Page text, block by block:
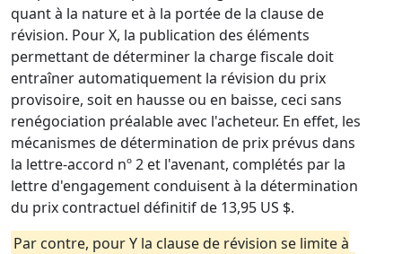
quant à la nature et à la portée de la clause de
révision. Pour X, la publication des éléments
permettant de déterminer la charge fiscale doit
entraîner automatiquement la révision du prix
provisoire, soit en hausse ou en baisse, ceci sans
renégociation préalable avec l'acheteur. En effet, les
mécanismes de détermination de prix prévus dans
la lettre-accord nº 2 et l'avenant, complétés par la
lettre d'engagement conduisent à la détermination
du prix contractuel définitif de 13,95 US $.
Par contre, pour Y la clause de révision se limite à